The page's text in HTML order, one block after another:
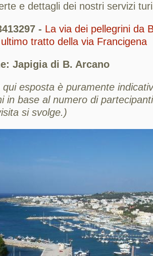
e dettagli dei nostri servizi
- La via dei pellegrini da
tratto della via Francigena
Japigia di B. Arcano
qui esposta è puramente
in base al numero di
si svolge.)